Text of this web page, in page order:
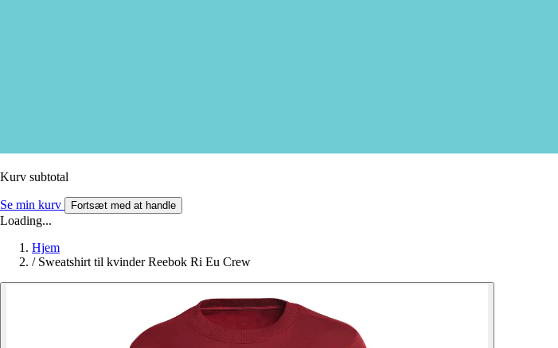
Kurv subtotal
Se min kurv Fortsæt med at handle
Loading...
Hjem
/ Sweatshirt til kvinder Reebok Ri Eu Crew